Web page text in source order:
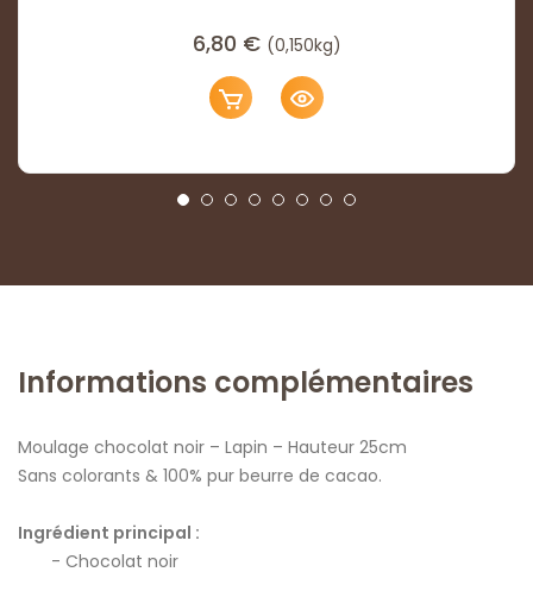
6,80 € (0,150kg)
Informations complémentaires
Moulage chocolat noir – Lapin – Hauteur 25cm
Sans colorants & 100% pur beurre de cacao.
Ingrédient principal :
Chocolat noir